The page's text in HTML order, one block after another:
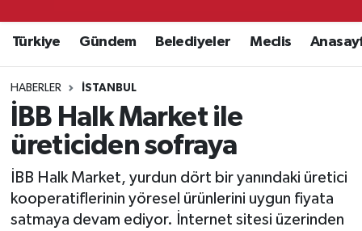
Türkiye Gündem Belediyeler Meclis
HABERLER İSTANBUL
İBB Halk Market ile
üreticiden sofraya
İBB Halk Market, yurdun dört bir yanındaki üretici
kooperatiflerinin yöresel ürünlerini uygun fiyata
satmaya devam ediyor. İnternet sitesi üzerinden
Süper Lig Puan Durumu ve Fikstür
Tüm Manşetler
Son Dakika Haberleri
Haber Arşivi